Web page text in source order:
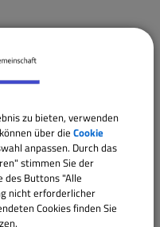
eines Hundes
und
Informationen
zu bieten, verwenden
über die Cookie
anpassen. Durch das
stimmen Sie der
des Buttons "Alle
nicht erforderlicher
Cookies finden Sie